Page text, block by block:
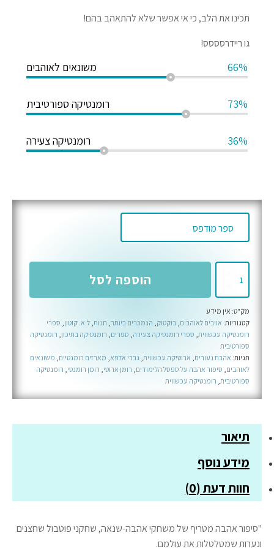
תכינו את הלב, כי אי אפשר שלא להתאהב בהם!
גו ריידרסססס!
משונאים לאוהבים 66%
רומנטיקה ספורטיבית 73%
רומנטיקה צעירה 36%
איתך
-
ספר
ראשון
בסדרת
הוספה לסל
מק"ט: אין מידע
קטגוריות: אויבים לאוהבים, בוקטוק, הנמכרים ביותר, חנות, ל.א. קוטון, ספרי
רומנטיקה עכשווית, ספרי רומנטיקה צעירה, ספרים, רומנטיקה בתיכון, רומנטיקה
ספורטיבית
תגיות: אהבת נעורים, ארוטיקה עכשווית, גברי אלפא, מארזים רומנטיים, משונאים
לאוהבים, סיפור אהבה על ספסל הלימודים, רומן ארוטי, רומן רומנטי, רומנטיקה
ספורטיבית, רומנטיקה עכשווית
תיאור
מידע נוסף
חוות דעת (0)
"סיפור אהבה מטריף של משחקי אהבה-שנאה, שחקני פוטבול שחצנים
ונערות שמטלטלות את עולמם.